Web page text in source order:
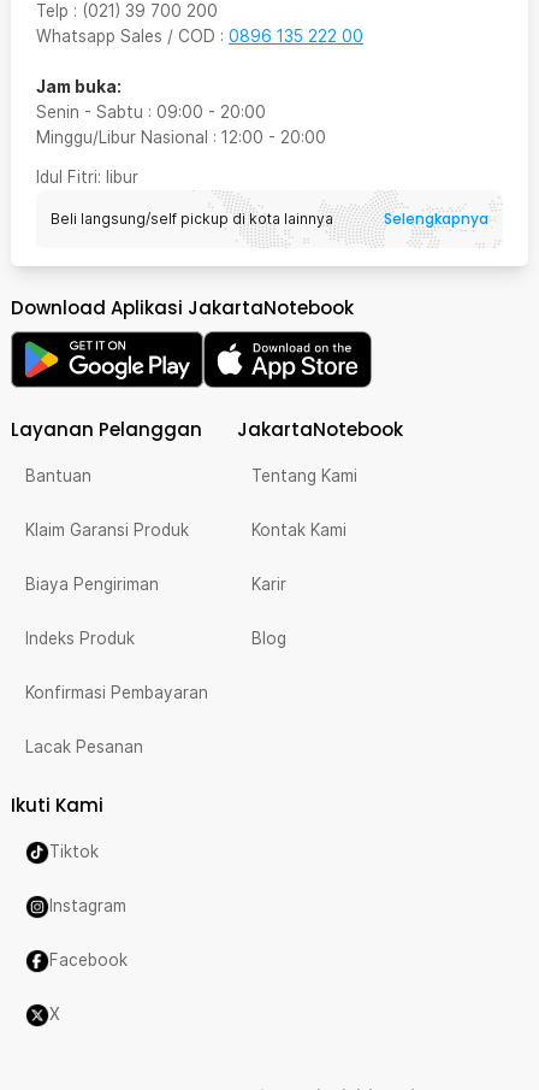
Telp : (021) 39 700 200
Whatsapp Sales / COD : 0896 135 222 00
Jam buka:
Senin - Sabtu : 09:00 - 20:00
Minggu/Libur Nasional : 12:00 - 20:00
Idul Fitri: libur
Beli langsung/self pickup di kota lainnya Selengkapnya
Download Aplikasi JakartaNotebook
Layanan Pelanggan
Bantuan
Klaim Garansi Produk
Biaya Pengiriman
Indeks Produk
Konfirmasi Pembayaran
Lacak Pesanan
JakartaNotebook
Tentang Kami
Kontak Kami
Karir
Blog
Ikuti Kami
Tiktok
Instagram
Facebook
X